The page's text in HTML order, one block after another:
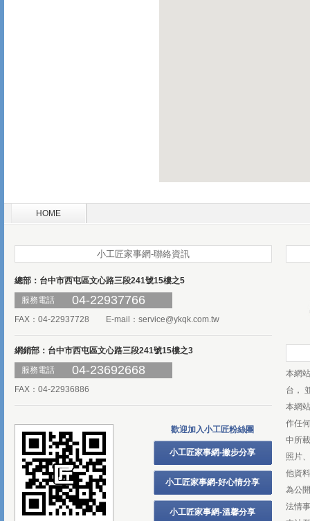
HOME
小工匠家事網-聯絡資訊
總部：台中市西屯區文心路三段241號15樓之5
服務電話
04-22937766
FAX：04-22937728 E-mail： service@ykqk.com.tw
網銷部：台中市西屯區文心路三段241號15樓之3
服務電話
04-23692668
FAX：04-22936886
歡迎加入小工匠粉絲團
小工匠家事網-撇步分享
小工匠家事網-好心情分享
小工匠家事網-溫馨分享
本網
台，
本網
作任
中所
照片
他資
為公
法情